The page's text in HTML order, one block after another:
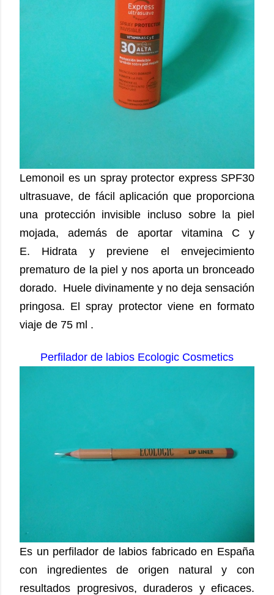
Lemonoil es un spray protector express SPF30
ultrasuave, de fácil aplicación que proporciona
una protección invisible incluso sobre la piel
mojada, además de aportar vitamina C y
E. Hidrata y previene el envejecimiento
prematuro de la piel y nos aporta un bronceado
dorado. Huele divinamente y no deja sensación
pringosa. El spray protector viene en formato
viaje de 75 ml .
Perfilador de labios Ecologic Cosmetics
Es un perfilador de labios fabricado en España
con ingredientes de origen natural y con
resultados progresivos, duraderos y eficaces.